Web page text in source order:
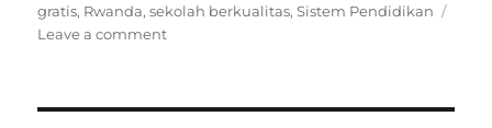
on
gratis, Rwanda,sekolah berkualitas,Sistem Pendidikan
Leave a commenton